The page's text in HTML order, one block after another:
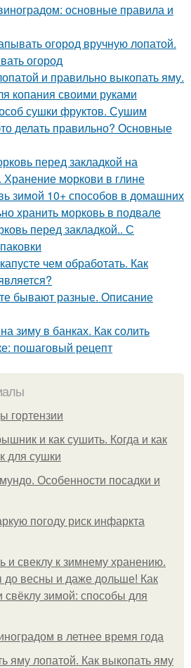
основные правила и
огород вручную лопатой.
огород
и правильно выкопать яму.
копания своими руками
сушки фруктов. Сушим
делать правильно? Основные
перед закладкой на
моркови в глине
зимой 10+ способов в домашних
хранить морковь в подвале
перед закладкой.. С
чем обработать. Как
бывают разные. Описание
зиму в банках. Как солить
пошаговый рецепт
гортензии
и как сушить. Когда и как
для сушки
Особенности посадки и
погоду риск инфаркта
и свеклу к зимнему хранению.
весны и даже дольше! Как
свёклу зимой: способы для
в летнее время года
яму лопатой. Как выкопать яму